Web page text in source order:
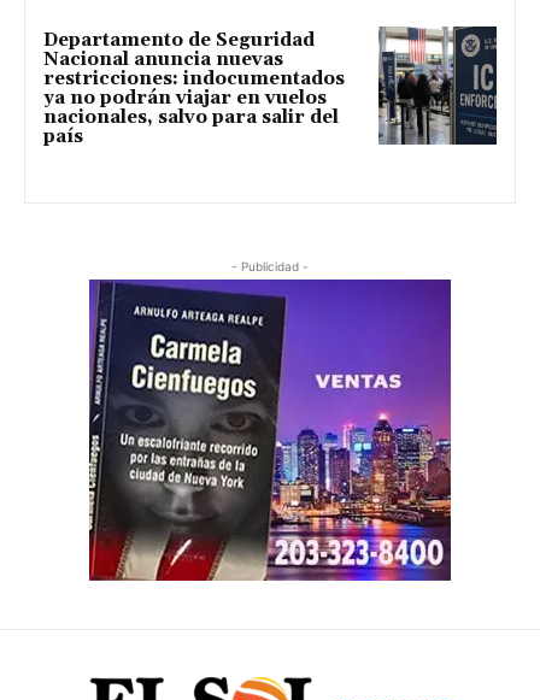
Departamento de Seguridad
Nacional anuncia nuevas
restricciones: indocumentados
ya no podrán viajar en vuelos
nacionales, salvo para salir del
país
- Publicidad -